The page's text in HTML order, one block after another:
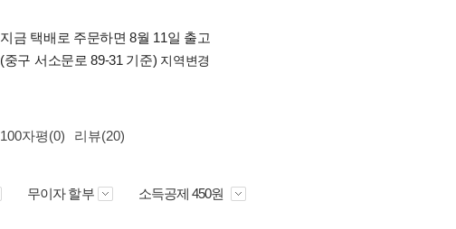
지금 택배로 주문하면 8월 11일 출고
(중구 서소문로 89-31 기준) 지역변경
100자평(0) 리뷰(20)
무이자 할부 소득공제 450원